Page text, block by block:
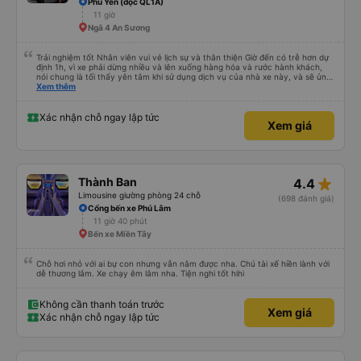
11 giờ
Ngã 4 An Sương
Trải nghiệm tốt Nhân viên vui vẻ lịch sự và thân thiện Giờ đến có trễ hơn dự
định 1h, vì xe phải dừng nhiều và lên xuống hàng hóa và rước hành khách,
nói chung là tối thấy yên tâm khi sử dụng dịch vụ của nhà xe này, và sẽ ủng
hộ và giới thiệu cho người thân sử dụng dịch vụ của nhà xe này
Xem thêm
Xác nhận chỗ ngay lập tức
Xem giá
Thành Ban
Limousine giường phòng 24 chỗ
4.4 star_rate
(698 đánh giá)
Cổng bến xe Phú Lâm
11 giờ 40 phút
Bến xe Miền Tây
Chỗ hơi nhỏ với ai bự con nhưng vẫn nằm được nha. Chú tài xế hiền lành với
dễ thương lắm. Xe chạy êm lắm nha. Tiện nghi tốt hihi
Không cần thanh toán trước
Xác nhận chỗ ngay lập tức
Xem giá